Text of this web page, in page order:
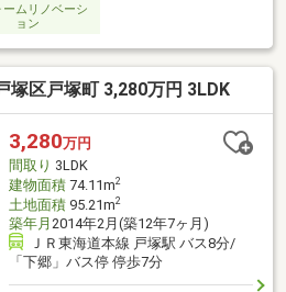
ームリノベーシ
ョン
塚区戸塚町 3,280万円 3LDK
3,280万円
間取り 3LDK
建物面積74.11m2
土地面積95.21m2
築年月 2014年2月(築12年7ヶ月)
ＪＲ東海道本線 戸塚駅 バス8分/
「下郷」バス停 停歩7分